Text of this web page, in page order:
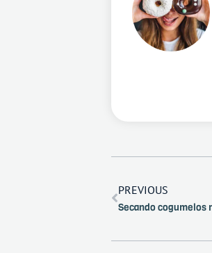
PREVIOUS
Secando cogumelos